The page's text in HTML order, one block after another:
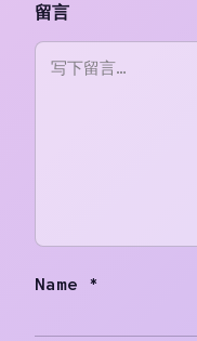
留言
Name *